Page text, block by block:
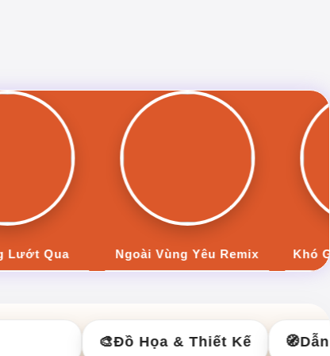
Vùng Yêu Remix Khó Giữ Chân Thành Remix
Đồ Họa & Thiết Kế Dẫn